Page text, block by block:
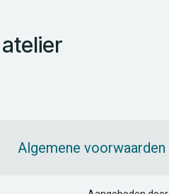
Algemene voorwaarden